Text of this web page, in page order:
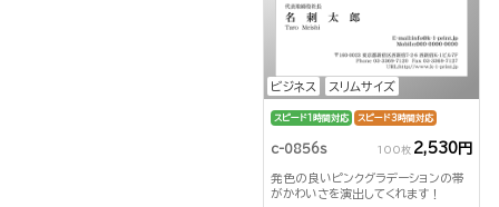
ビジネス スリムサイズ
スピード1時間対応 スピード3時間対応
c-0856s 100枚 2,530円
発色の良いピンクグラデーションの帯
がかわいさを演出してくれます！